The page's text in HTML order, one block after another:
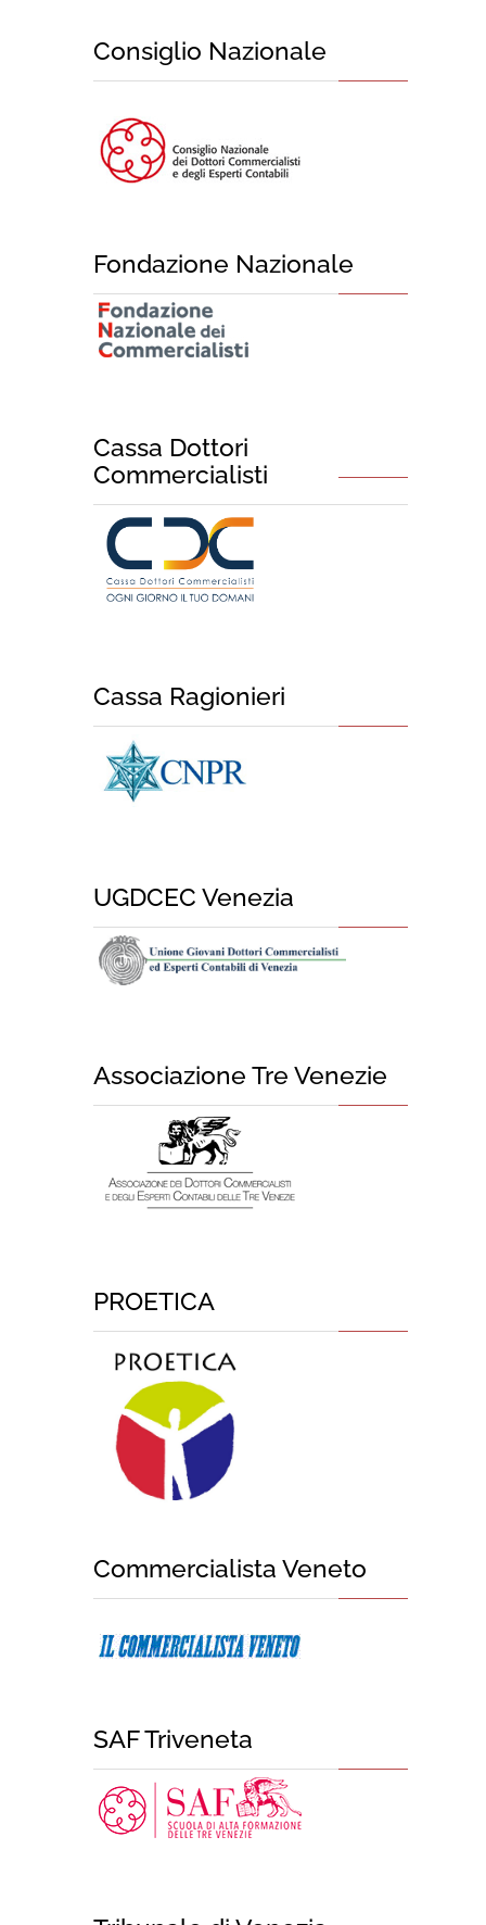
Consiglio Nazionale
Fondazione Nazionale
Cassa Dottori
Commercialisti
Cassa Ragionieri
UGDCEC Venezia
Associazione Tre Venezie
PROETICA
Commercialista Veneto
SAF Triveneta